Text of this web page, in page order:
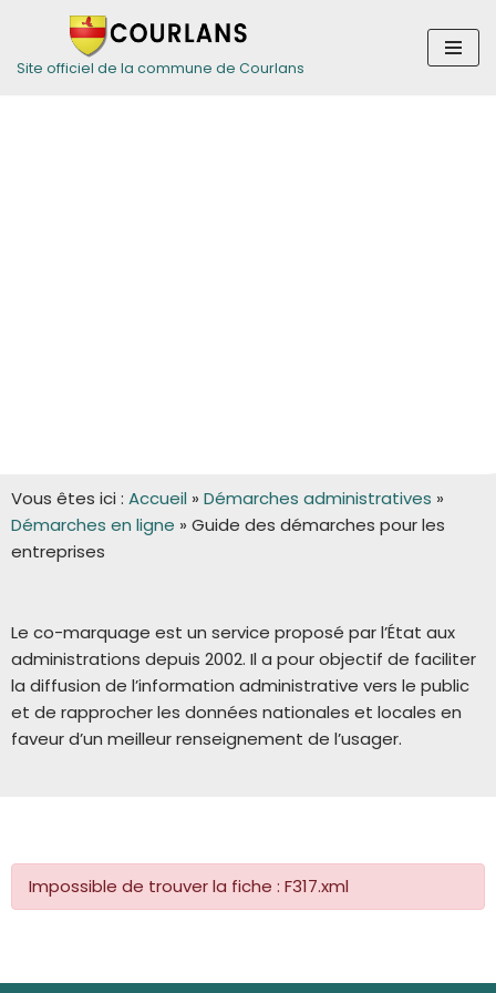
Aller
Site officiel de la commune de Courlans
Vous êtes ici : Accueil » Démarches administratives »
Démarches en ligne » Guide des démarches pour les
entreprises
Le co-marquage est un service proposé par l’État aux
administrations depuis 2002. Il a pour objectif de faciliter
la diffusion de l’information administrative vers le public
et de rapprocher les données nationales et locales en
faveur d’un meilleur renseignement de l’usager.
Impossible de trouver la fiche : F317.xml